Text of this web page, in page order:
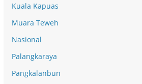
Kuala Kapuas
Muara Teweh
Nasional
Palangkaraya
Pangkalanbun